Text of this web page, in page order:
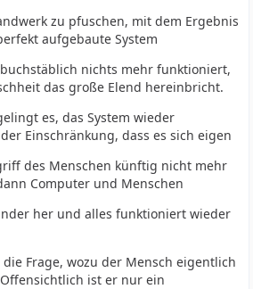
zu pfuschen, mit dem Ergebnis
aufgebaute System
nichts mehr funktioniert,
das große Elend hereinbricht.
es, das System wieder
Einschränkung, dass es sich eigen
des Menschen künftig nicht mehr
Computer und Menschen
her und alles funktioniert wieder
Frage, wozu der Mensch eigentlich
ist er nur ein